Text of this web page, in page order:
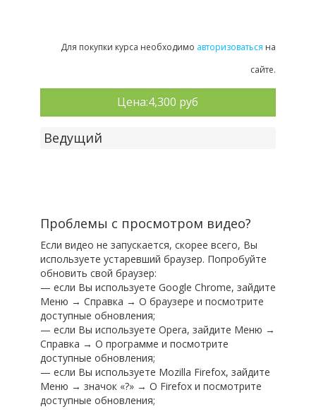
Для покупки курса необходимо авторизоваться на
сайте.
Цена:4,300 руб
Ведущий
Проблемы с просмотром видео?
Если видео не запускается, скорее всего, Вы
используете устаревший браузер. Попробуйте
обновить свой браузер:
— если Вы используете Google Chrome, зайдите
Меню → Справка → О браузере и посмотрите
доступные обновления;
— если Вы используете Opera, зайдите Меню →
Справка → О программе и посмотрите
доступные обновления;
— если Вы используете Mozilla Firefox, зайдите
Меню → значок «?» → О Firefox и посмотрите
доступные обновления;